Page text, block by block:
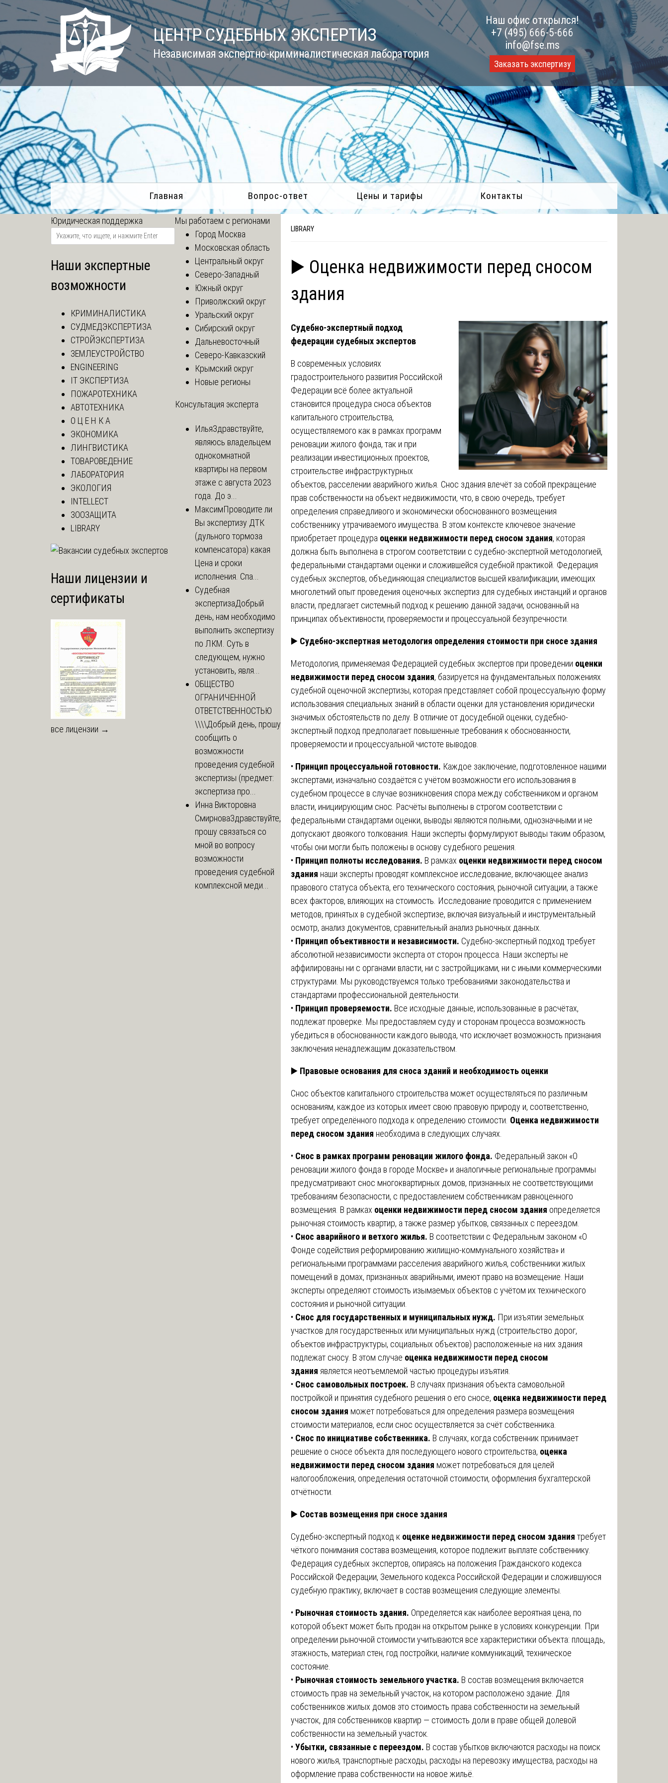
Skip
to
content
ЦЕНТР СУДЕБНЫХ ЭКСПЕРТИЗ
Независимая экспертно-криминалистическая лаборатория
Наш офис открылся!
+7 (495) 666-5-666
info@fse.ms
Заказать экспертизу
Главная Вопрос-ответ Цены и тарифы Контакты
LIBRARY
▶️ Оценка недвижимости перед сносом
здания
Судебно-экспертный подход
федерации судебных экспертов
В современных условиях
градостроительного развития Российской
Федерации всё более актуальной
становится процедура сноса объектов
капитального строительства,
осуществляемого как в рамках программ
реновации жилого фонда, так и при
реализации инвестиционных проектов,
строительстве инфраструктурных
объектов, расселении аварийного жилья. Снос здания влечёт за собой прекращение
прав собственности на объект недвижимости, что, в свою очередь, требует
определения справедливого и экономически обоснованного возмещения
собственнику утрачиваемого имущества. В этом контексте ключевое значение
приобретает процедура оценки недвижимости перед сносом здания, которая
должна быть выполнена в строгом соответствии с судебно-экспертной методологией,
федеральными стандартами оценки и сложившейся судебной практикой. Федерация
судебных экспертов, объединяющая специалистов высшей квалификации, имеющих
многолетний опыт проведения оценочных экспертиз для судебных инстанций и органов
власти, предлагает системный подход к решению данной задачи, основанный на
принципах объективности, проверяемости и процессуальной безупречности.
▶️ Судебно-экспертная методология определения стоимости при сносе здания
Методология, применяемая Федерацией судебных экспертов при проведении оценки
недвижимости перед сносом здания, базируется на фундаментальных положениях
судебной оценочной экспертизы, которая представляет собой процессуальную форму
использования специальных знаний в области оценки для установления юридически
значимых обстоятельств по делу. В отличие от досудебной оценки, судебно-
экспертный подход предполагает повышенные требования к обоснованности,
проверяемости и процессуальной чистоте выводов.
• Принцип процессуальной готовности. Каждое заключение, подготовленное нашими
экспертами, изначально создаётся с учётом возможности его использования в
судебном процессе в случае возникновения спора между собственником и органом
власти, инициирующим снос. Расчёты выполнены в строгом соответствии с
федеральными стандартами оценки, выводы являются полными, однозначными и не
допускают двоякого толкования. Наши эксперты формулируют выводы таким образом,
чтобы они могли быть положены в основу судебного решения.
• Принцип полноты исследования. В рамках оценки недвижимости перед сносом
здания наши эксперты проводят комплексное исследование, включающее анализ
правового статуса объекта, его технического состояния, рыночной ситуации, а также
всех факторов, влияющих на стоимость. Исследование проводится с применением
методов, принятых в судебной экспертизе, включая визуальный и инструментальный
осмотр, анализ документов, сравнительный анализ рыночных данных.
• Принцип объективности и независимости. Судебно-экспертный подход требует
абсолютной независимости эксперта от сторон процесса. Наши эксперты не
аффилированы ни с органами власти, ни с застройщиками, ни с иными коммерческими
структурами. Мы руководствуемся только требованиями законодательства и
стандартами профессиональной деятельности.
• Принцип проверяемости. Все исходные данные, использованные в расчётах,
подлежат проверке. Мы предоставляем суду и сторонам процесса возможность
убедиться в обоснованности каждого вывода, что исключает возможность признания
заключения ненадлежащим доказательством.
▶️ Правовые основания для сноса зданий и необходимость оценки
Снос объектов капитального строительства может осуществляться по различным
основаниям, каждое из которых имеет свою правовую природу и, соответственно,
требует определённого подхода к определению стоимости. Оценка недвижимости
перед сносом здания необходима в следующих случаях.
• Снос в рамках программ реновации жилого фонда. Федеральный закон «О
реновации жилого фонда в городе Москве» и аналогичные региональные программы
предусматривают снос многоквартирных домов, признанных не соответствующими
требованиям безопасности, с предоставлением собственникам равноценного
возмещения. В рамках оценки недвижимости перед сносом здания определяется
рыночная стоимость квартир, а также размер убытков, связанных с переездом.
• Снос аварийного и ветхого жилья. В соответствии с Федеральным законом «О
Фонде содействия реформированию жилищно-коммунального хозяйства» и
региональными программами расселения аварийного жилья, собственники жилых
помещений в домах, признанных аварийными, имеют право на возмещение. Наши
эксперты определяют стоимость изымаемых объектов с учётом их технического
состояния и рыночной ситуации.
• Снос для государственных и муниципальных нужд. При изъятии земельных
участков для государственных или муниципальных нужд (строительство дорог,
объектов инфраструктуры, социальных объектов) расположенные на них здания
подлежат сносу. В этом случае оценка недвижимости перед сносом
здания является неотъемлемой частью процедуры изъятия.
• Снос самовольных построек. В случаях признания объекта самовольной
постройкой и принятия судебного решения о его сносе, оценка недвижимости перед
сносом здания может потребоваться для определения размера возмещения
стоимости материалов, если снос осуществляется за счёт собственника.
• Снос по инициативе собственника. В случаях, когда собственник принимает
решение о сносе объекта для последующего нового строительства, оценка
недвижимости перед сносом здания может потребоваться для целей
налогообложения, определения остаточной стоимости, оформления бухгалтерской
отчётности.
▶️ Состав возмещения при сносе здания
Судебно-экспертный подход к оценке недвижимости перед сносом здания требует
чёткого понимания состава возмещения, которое подлежит выплате собственнику.
Федерация судебных экспертов, опираясь на положения Гражданского кодекса
Российской Федерации, Земельного кодекса Российской Федерации и сложившуюся
судебную практику, включает в состав возмещения следующие элементы.
• Рыночная стоимость здания. Определяется как наиболее вероятная цена, по
которой объект может быть продан на открытом рынке в условиях конкуренции. При
определении рыночной стоимости учитываются все характеристики объекта: площадь,
этажность, материал стен, год постройки, наличие коммуникаций, техническое
состояние.
• Рыночная стоимость земельного участка. В состав возмещения включается
стоимость прав на земельный участок, на котором расположено здание. Для
собственников жилых домов это стоимость права собственности на земельный
участок, для собственников квартир — стоимость доли в праве общей долевой
собственности на земельный участок.
• Убытки, связанные с переездом. В состав убытков включаются расходы на поиск
нового жилья, транспортные расходы, расходы на перевозку имущества, расходы на
оформление права собственности на новое жильё.
Юридическая поддержка
Наши экспертные
возможности
КРИМИНАЛИСТИКА
СУДМЕДЭКСПЕРТИЗА
СТРОЙЭКСПЕРТИЗА
ЗЕМЛЕУСТРОЙСТВО
ENGINEERING
IT ЭКСПЕРТИЗА
ПОЖАРОТЕХНИКА
АВТОТЕХНИКА
О Ц Е Н К А
ЭКОНОМИКА
ЛИНГВИСТИКА
ТОВАРОВЕДЕНИЕ
ЛАБОРАТОРИЯ
ЭКОЛОГИЯ
INTELLECT
ЗООЗАЩИТА
LIBRARY
Наши лицензии и
сертификаты
все лицензии →
Мы работаем с регионами
Город Москва
Московская область
Центральный округ
Северо-Западный
Южный округ
Приволжский округ
Уральский округ
Сибирский округ
Дальневосточный
Северо-Кавказский
Крымский округ
Новые регионы
Консультация эксперта
ИльяЗдравствуйте,
являюсь владельцем
однокомнатной
квартиры на первом
этаже с августа 2023
года. До э...
МаксимПроводите ли
Вы экспертизу ДТК
(дульного тормоза
компенсатора) какая
Цена и сроки
исполнения. Спа...
Судебная
экспертизаДобрый
день, нам необходимо
выполнить экспертизу
по ЛКМ. Суть в
следующем, нужно
установить, явля...
ОБЩЕСТВО
ОГРАНИЧЕННОЙ
ОТВЕТСТВЕННОСТЬЮ
\\\\Добрый день, прошу
сообщить о
возможности
проведения судебной
экспертизы (предмет:
экспертиза про...
Инна Викторовна
СмирноваЗдравствуйте,
прошу связаться со
мной во вопросу
возможности
проведения судебной
комплексной меди...